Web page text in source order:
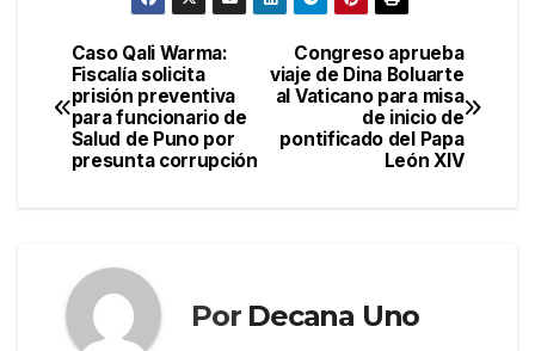
Navegación
de
entradas
Congreso aprueba
viaje de Dina Boluarte
al Vaticano para misa
de inicio de
pontificado del Papa
León XIV
Caso Qali Warma:
Fiscalía solicita
prisión preventiva
para funcionario de
Salud de Puno por
presunta corrupción
Por Decana Uno